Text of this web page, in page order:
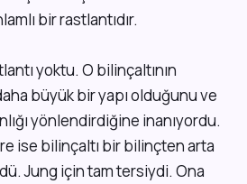
bir rastlantıdır.
yoktu. O bilinçaltının
büyük bir yapı olduğunu ve
yönlendirdiğine inanıyordu.
ise bilinçaltı bir bilinçten arta
Jung için tam tersiydi. Ona